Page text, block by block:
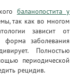
баланопостита у
так как во многом
зависит от
форма заболевания
Полностью
периодической
рецидив.